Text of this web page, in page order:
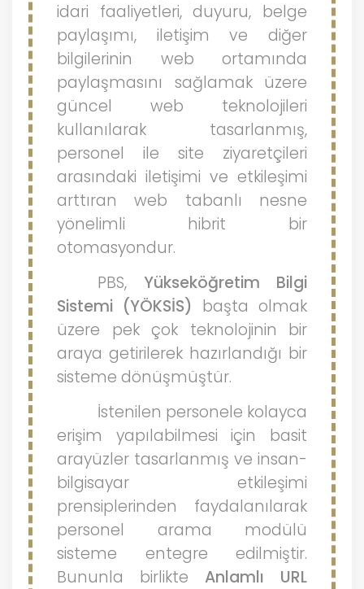
idari faaliyetleri, duyuru, belge
paylaşımı, iletişim ve diğer
bilgilerinin web ortamında
paylaşmasını sağlamak üzere
güncel web teknolojileri
kullanılarak tasarlanmış,
personel ile site ziyaretçileri
arasındaki iletişimi ve etkileşimi
arttıran web tabanlı nesne
yönelimli hibrit bir
otomasyondur.
PBS, Yükseköğretim Bilgi
Sistemi (YÖKSİS) başta olmak
üzere pek çok teknolojinin bir
araya getirilerek hazırlandığı bir
sisteme dönüşmüştür.
İstenilen personele kolayca
erişim yapılabilmesi için basit
arayüzler tasarlanmış ve insan-
bilgisayar etkileşimi
prensiplerinden faydalanılarak
personel arama modülü
sisteme entegre edilmiştir.
Bununla birlikte Anlamlı URL